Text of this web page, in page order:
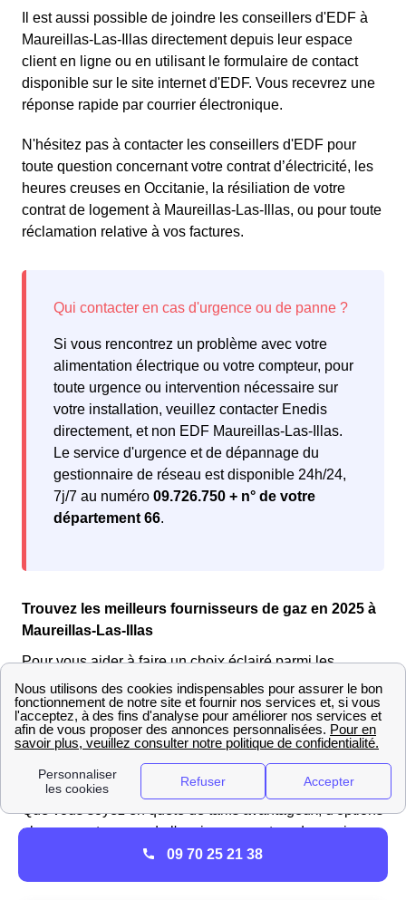
Il est aussi possible de joindre les conseillers d'EDF à
Maureillas-Las-Illas directement depuis leur espace
client en ligne ou en utilisant le formulaire de contact
disponible sur le site internet d'EDF. Vous recevrez une
réponse rapide par courrier électronique.
N'hésitez pas à contacter les conseillers d'EDF pour
toute question concernant votre contrat d’électricité, les
heures creuses en Occitanie, la résiliation de votre
contrat de logement à Maureillas-Las-Illas, ou pour toute
réclamation relative à vos factures.
Si vous rencontrez un problème avec votre
alimentation électrique ou votre compteur, pour
toute urgence ou intervention nécessaire sur
votre installation, veuillez contacter Enedis
directement, et non EDF Maureillas-Las-Illas.
Le service d'urgence et de dépannage du
gestionnaire de réseau est disponible 24h/24,
7j/7 au numéro 09.726.750 + n° de votre
département 66.
Trouvez les meilleurs fournisseurs de gaz en 2025 à
Maureillas-Las-Illas
Pour vous aider à faire un choix éclairé parmi les
nombreuses offres de gaz disponibles sur le marché, il
est essentiel de les comparer de manière rigoureuse.
Découvrez notre sélection exclusive d'offres de gaz,
spécialement conçues pour répondre à vosbesoins
énergétiques spécifiques.
Que vous soyez en quête de tarifs avantageux, d'options
plus respectueuses de l'environnement ou de services
additionnels, explorez notre sélection d'offres de gaz
09 70 25 21 38